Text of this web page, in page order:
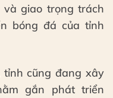
và giao trọng trách
bóng đá của tỉnh
tỉnh cũng đang xây
gắn phát triển